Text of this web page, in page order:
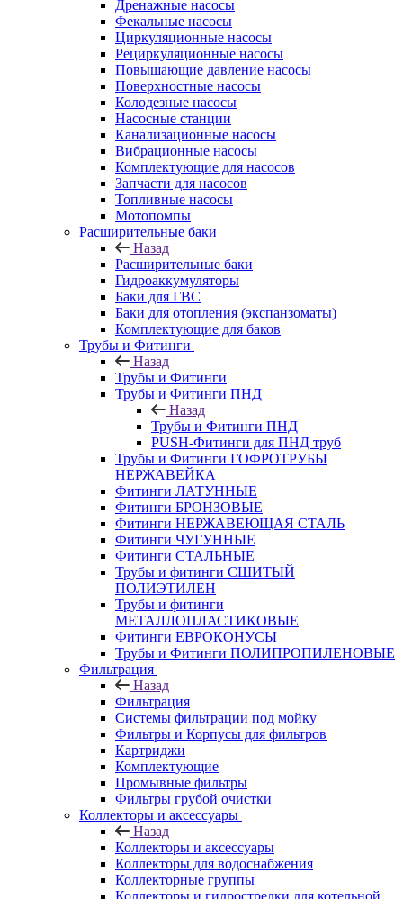
Дренажные насосы
Фекальные насосы
Циркуляционные насосы
Рециркуляционные насосы
Повышающие давление насосы
Поверхностные насосы
Колодезные насосы
Насосные станции
Канализационные насосы
Вибрационные насосы
Комплектующие для насосов
Запчасти для насосов
Топливные насосы
Мотопомпы
Расширительные баки
Назад
Расширительные баки
Гидроаккумуляторы
Баки для ГВС
Баки для отопления (экспанзоматы)
Комплектующие для баков
Трубы и Фитинги
Назад
Трубы и Фитинги
Трубы и Фитинги ПНД
Назад
Трубы и Фитинги ПНД
PUSH-Фитинги для ПНД труб
Трубы и Фитинги ГОФРОТРУБЫ
НЕРЖАВЕЙКА
Фитинги ЛАТУННЫЕ
Фитинги БРОНЗОВЫЕ
Фитинги НЕРЖАВЕЮЩАЯ СТАЛЬ
Фитинги ЧУГУННЫЕ
Фитинги СТАЛЬНЫЕ
Трубы и фитинги СШИТЫЙ
ПОЛИЭТИЛЕН
Трубы и фитинги
МЕТАЛЛОПЛАСТИКОВЫЕ
Фитинги ЕВРОКОНУСЫ
Трубы и Фитинги ПОЛИПРОПИЛЕНОВЫЕ
Фильтрация
Назад
Фильтрация
Системы фильтрации под мойку
Фильтры и Корпусы для фильтров
Картриджи
Комплектующие
Промывные фильтры
Фильтры грубой очистки
Коллекторы и аксессуары
Назад
Коллекторы и аксессуары
Коллекторы для водоснабжения
Коллекторные группы
Коллекторы и гидрострелки для котельной